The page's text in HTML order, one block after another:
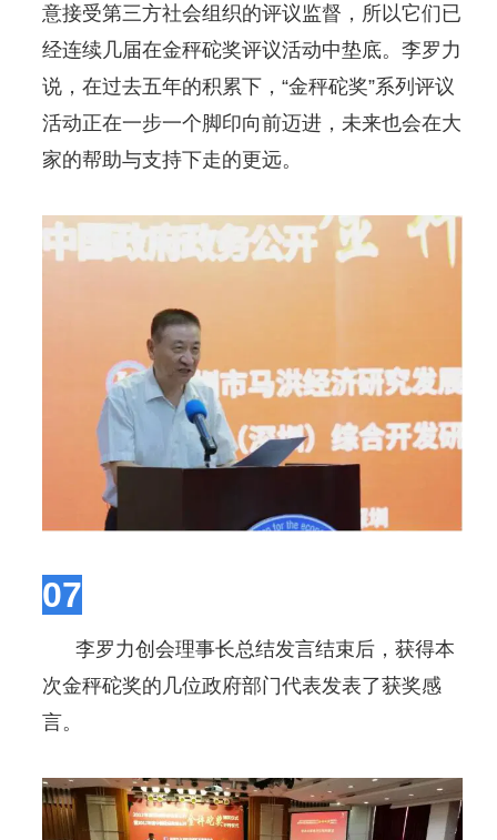
意接受第三方社会组织的评议监督，所以它们已
经连续几届在金秤砣奖评议活动中垫底。李罗力
说，在过去五年的积累下，“金秤砣奖”系列评议
活动正在一步一个脚印向前迈进，未来也会在大
家的帮助与支持下走的更远。
07
李罗力创会理事长总结发言结束后，获得本
次金秤砣奖的几位政府部门代表发表了获奖感
言。